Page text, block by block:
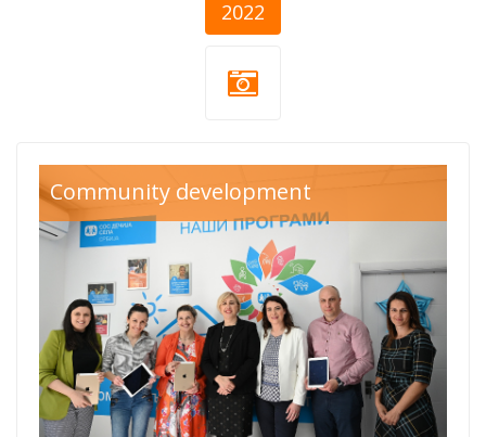
2022
CSR-akcije-
listicle.png
Community development